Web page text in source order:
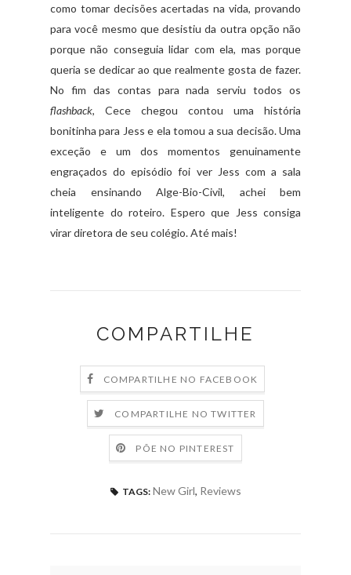
como tomar decisões acertadas na vida, provando
para você mesmo que desistiu da outra opção não
porque não conseguia lidar com ela, mas porque
queria se dedicar ao que realmente gosta de fazer.
No fim das contas para nada serviu todos os
flashback, Cece chegou contou uma história
bonitinha para Jess e ela tomou a sua decisão. Uma
exceção e um dos momentos genuinamente
engraçados do episódio foi ver Jess com a sala
cheia ensinando Alge-Bio-Civil, achei bem
inteligente do roteiro. Espero que Jess consiga
virar diretora de seu colégio. Até mais!
COMPARTILHE
COMPARTILHE NO FACEBOOK
COMPARTILHE NO TWITTER
PÕE NO PINTEREST
TAGS: New Girl, Reviews